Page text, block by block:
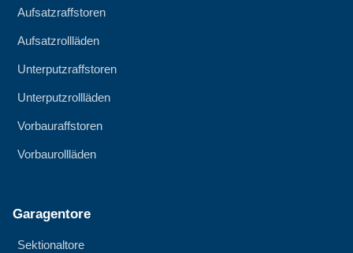
Aufsatzraffstoren
Aufsatzrollläden
Unterputzraffstoren
Unterputzrollläden
Vorbauraffstoren
Vorbaurollläden
Garagentore
Sektionaltore